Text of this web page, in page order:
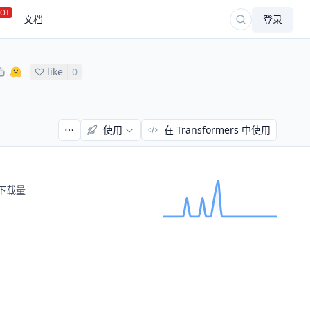
文档 登录
like 0
使用 在 Transformers 中使用
载量